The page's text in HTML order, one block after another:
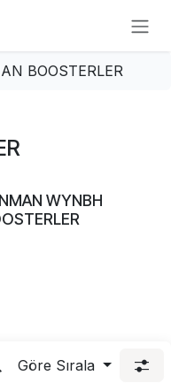
BOOSTERLER
WYNBH
Göre Sırala